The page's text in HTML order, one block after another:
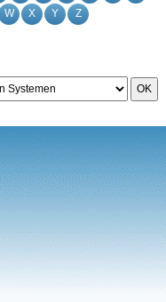
W X Y Z
OK